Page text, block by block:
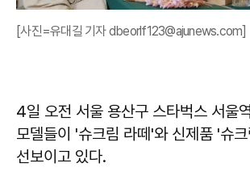
[사진=유대길 기자 dbeorlf123@ajunews.com]
4일 오전 서울 용산구 스타벅스 서울
모델들이 '슈크림 라떼'와 신제품 '슈
선보이고 있다.